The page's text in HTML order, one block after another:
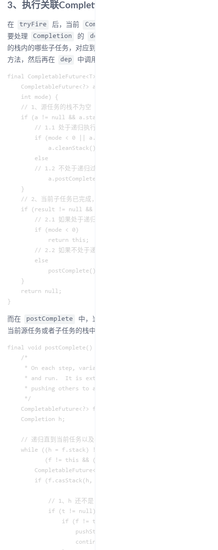
3、执行关联Completion
在 tryFire 后，当前 Completion
要处理
Completion 的 dep
的栈内的哪些子任务，对应到代码就是调用
方法，然后再在
dep 中调用
final CompletableFuture<T> postFire(
CompletableFuture<?> a, // 当前任务的源任务，即 src 指向大
    int mode) {
    // 1、源任务的栈不为空
    if (a != null && a.stack != null) {
// 1.1 处于递归执行过程，或者源任务未完成，先清除栈中已经
        if (mode < 0 || a.result == null)
            a.cleanStack();
        else
// 1.2 不处于递归过程，且源任务已完成，将栈中的任务出栈并
            a.postComplete();
    }
    // 2、当前子任务已完成，且当前子任务的栈不为空
    if (result != null && stack != null) {
        // 2.1 如果处于递归过程，就直接返回子任务本身
        if (mode < 0)
            return this;
        // 2.2 如果不处于递归过程，则将子任务栈中的任务出栈并完成
        else
            postComplete();
    }
    return null;
而在 postComplete
中，当发现源任务或者子任务完成时，会将
当前源任务或者子任务的栈中全部任务都出栈，并尝试执行：
final void postComplete() {
    /*
* On each step, variable f holds current dependents to
     * and run.  It is extended along only one path at a time,
     * pushing others to avoid unbounded recursion.
     */
    CompletableFuture<?> f = this;
    Completion h;
    // 递归直到当前任务以及dep的栈都为空为止
    while ((h = f.stack) != null ||
           (f != this && (h = (f = this).stack) != null)) {
        CompletableFuture<?> d; Completion t;
if (f.casStack(h, t = h.next)) { // 将 f 的栈顶任务 h
            // 1、h 还不是 f 栈中的最后一个任务
            if (t != null) {
                if (f != this) {
pushStack(h); // 将 f 的栈顶任务 h 压入
                    continue;